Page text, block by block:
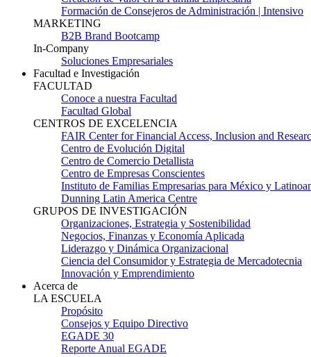
Formación de Consejeros de Administración | Intensivo
MARKETING
B2B Brand Bootcamp
In-Company
Soluciones Empresariales
Facultad e Investigación
FACULTAD
Conoce a nuestra Facultad
Facultad Global
CENTROS DE EXCELENCIA
FAIR Center for Financial Access, Inclusion and
Centro de Evolución Digital
Centro de Comercio Detallista
Centro de Empresas Conscientes
Instituto de Familias Empresarias para México y
Dunning Latin America Centre
GRUPOS DE INVESTIGACIÓN
Organizaciones, Estrategia y Sostenibilidad
Negocios, Finanzas y Economía Aplicada
Liderazgo y Dinámica Organizacional
Ciencia del Consumidor y Estrategia de Mercadotecnia
Innovación y Emprendimiento
Acerca de
LA ESCUELA
Propósito
Consejos y Equipo Directivo
EGADE 30
Reporte Anual EGADE